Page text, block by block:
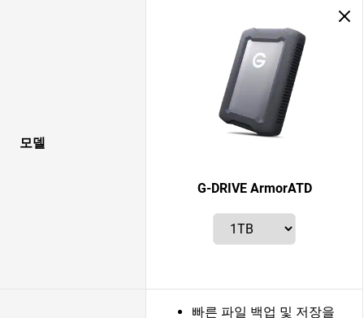
모델
G-DRIVE ArmorATD
빠른 파일 백업 및 저장을